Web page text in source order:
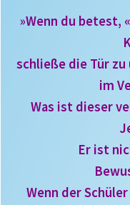
»Wenn du betest,
schließe die Tür
im
Was ist dieser
Er ist
Wenn der